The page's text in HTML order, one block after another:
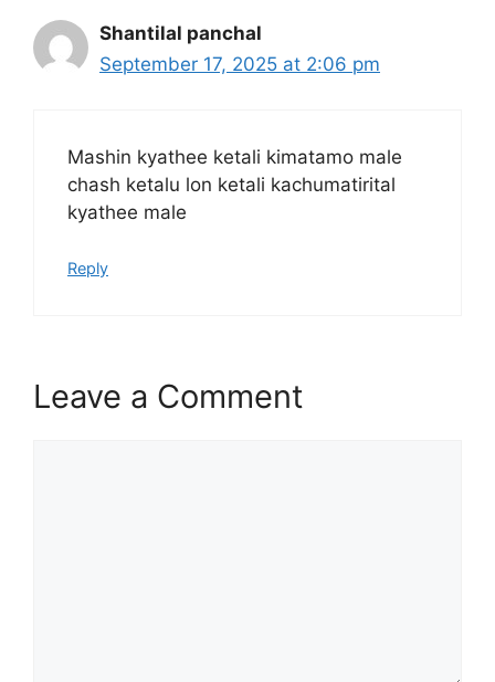
Shantilal panchal
September 17, 2025 at 2:06 pm
Mashin kyathee ketali kimatamo male
chash ketalu lon ketali kachumatirital
kyathee male
Reply
Leave a Comment